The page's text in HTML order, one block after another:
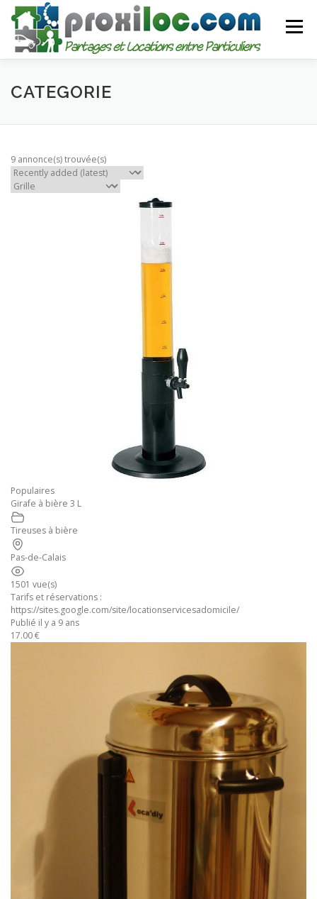
Aller
contenu
Menu
CATEGORIES AJOUTER UNE ANNONCE
CATEGORIE
9 annonce(s) trouvée(s)
Populaires
Girafe à bière 3 L
Tireuses à bière
Pas-de-Calais
1501 vue(s)
Tarifs et réservations :
https://sites.google.com/site/locationservicesadomicile/
Publié il y a 9 ans
17.00 €